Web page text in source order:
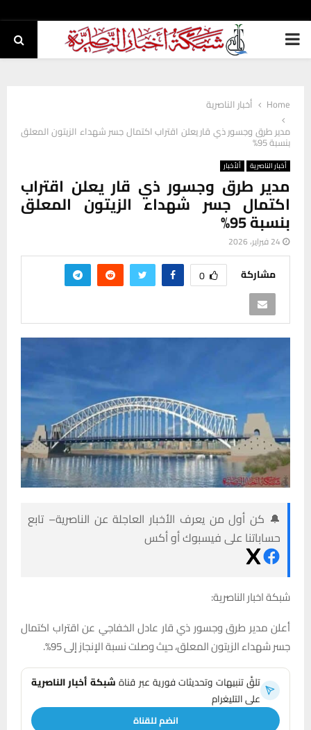
PRIMARY
Home
أخبار الناصرية
مدير طرق وجسور ذي قار يعلن اقتراب اكتمال جسر شهداء الزيتون المعلق
بنسبة 95%
أخبار الناصرية ألأخبار
مدير طرق وجسور ذي قار يعلن اقتراب
اكتمال جسر شهداء الزيتون المعلق
بنسبة 95%
24 فبراير، 2026
مشاركة 0
🔔 كن أول من يعرف الأخبار العاجلة عن الناصرية– تابع
حساباتنا على فيسبوك أو أكس
شبكة اخبار الناصرية:
أعلن مدير طرق وجسور ذي قار عادل الخفاجي عن اقتراب اكتمال
جسر شهداء الزيتون المعلق، حيث وصلت نسبة الإنجاز إلى 95%.
تلقَّ تنبيهات وتحديثات فورية عبر قناةشبكة أخبار الناصرية
على التليغرام
انضم للقناة